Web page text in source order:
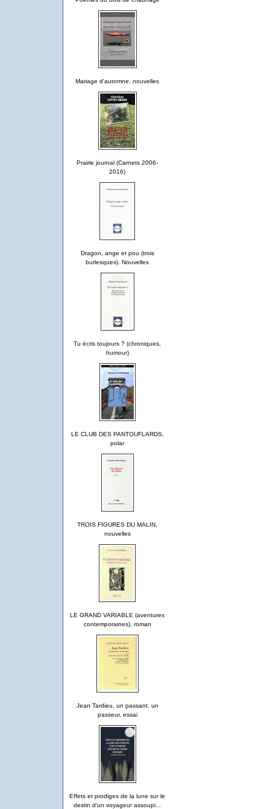
Mariage d'automne, nouvelles
Prairie journal (Carnets 2006-
2016)
Dragon, ange et pou (trois
burlesques). Nouvelles
Tu écris toujours ? (chroniques,
humour)
LE CLUB DES PANTOUFLARDS,
polar
TROIS FIGURES DU MALIN,
nouvelles
LE GRAND VARIABLE (aventures
contemporaines), roman
Jean Tardieu, un passant, un
passeur, essai
Effets et prodiges de la lune sur le
destin d'un voyageur assoupi...